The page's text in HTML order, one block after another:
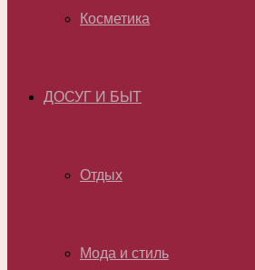
Косметика
ДОСУГ И БЫТ
Отдых
Мода и стиль